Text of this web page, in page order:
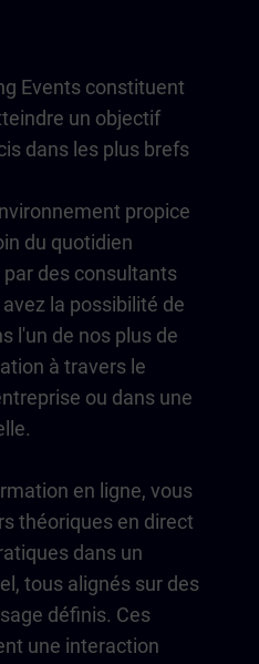
Events constituent
un objectif
dans les plus brefs
propice
du quotidien
des consultants
la possibilité de
l'un de nos plus de
à travers le
ou dans une
en ligne, vous
théoriques en direct
dans un
tous alignés sur des
définis. Ces
une interaction